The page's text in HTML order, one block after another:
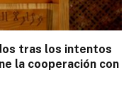
tras los intentos
la cooperación con